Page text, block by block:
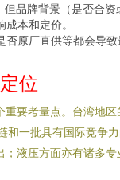
但品牌背景（是否合资
本和定价。
否原厂直供等都会导致
位
重要考量点。台湾地区
和一批具有国际竞争
；液压方面亦有诸多专